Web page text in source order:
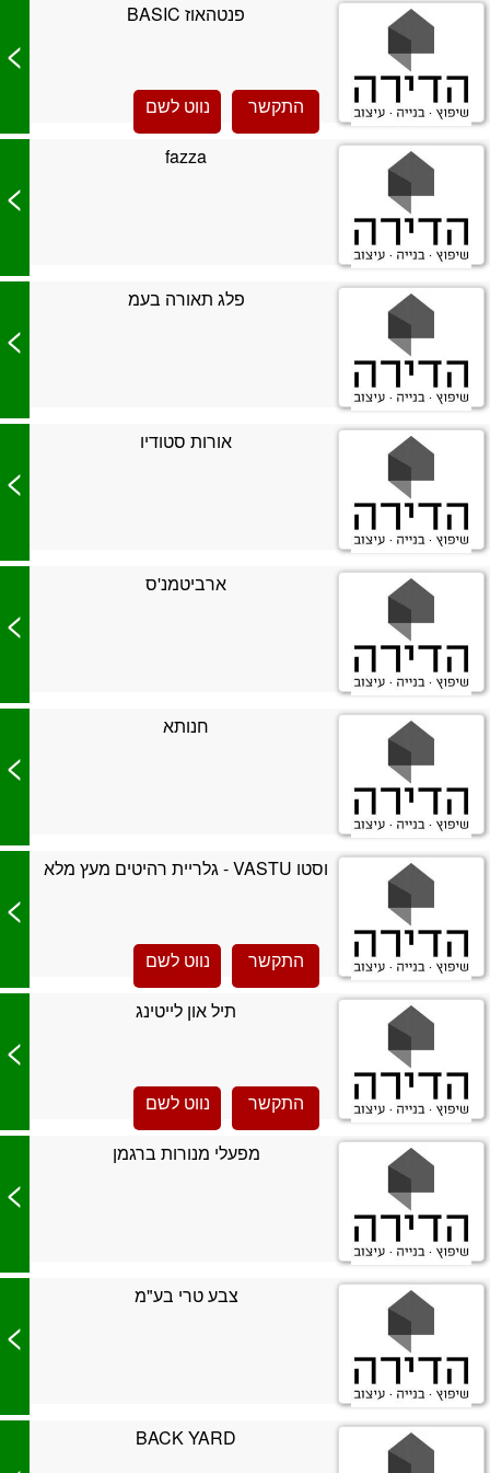
פנטהאוז BASIC
התקשר נווט לשם
>
fazza
>
פלג תאורה בעמ
>
אורות סטודיו
>
ארביטמנ'ס
>
חנותא
>
וסטו VASTU - גלריית רהיטים מעץ מלא
התקשר נווט לשם
>
תיל און לייטינג
התקשר נווט לשם
>
מפעלי מנורות ברגמן
>
צבע טרי בע"מ
>
BACK YARD